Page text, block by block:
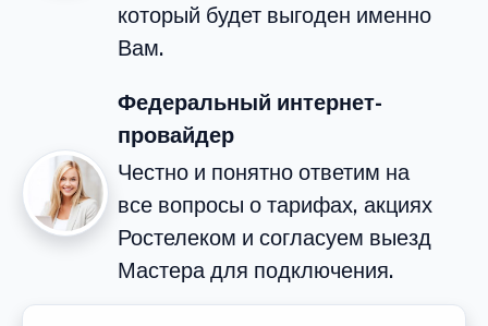
который будет выгоден именно
Вам.
Федеральный интернет-
провайдер
Честно и понятно ответим на
все вопросы о тарифах, акциях
Ростелеком и согласуем выезд
Мастера для подключения.